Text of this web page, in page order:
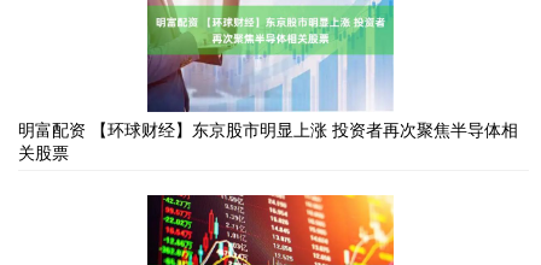
明富配资 【环球财经】东京股市明显上涨 投资者再次聚焦半导体相
关股票